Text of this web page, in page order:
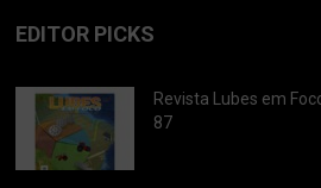
EDITOR PICKS
Revista Lubes em
87